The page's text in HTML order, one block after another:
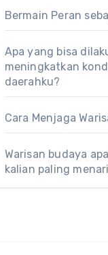
Bermain Peran
Apa yang bisa
meningkatkan
daerahku?
Cara Menjaga
Warisan budaya
kalian paling